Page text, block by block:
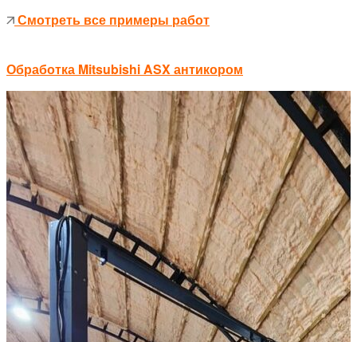
Смотреть все примеры работ
Обработка Mitsubishi ASX антикором